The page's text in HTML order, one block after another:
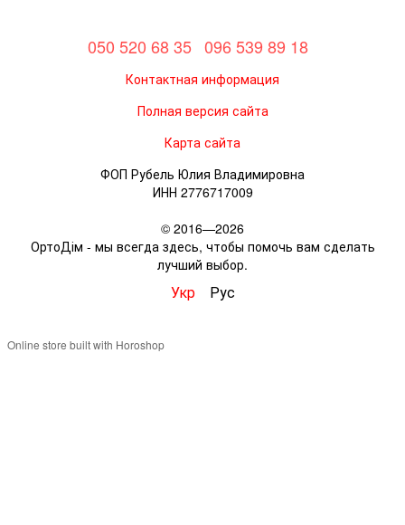
050 520 68 35 096 539 89 18
Контактная информация
Полная версия сайта
Карта сайта
ФОП Рубель Юлия Владимировна
ИНН 2776717009
© 2016—2026
ОртоДім - мы всегда здесь, чтобы помочь вам сделать
лучший выбор.
Укр Рус
Online store built with Horoshop